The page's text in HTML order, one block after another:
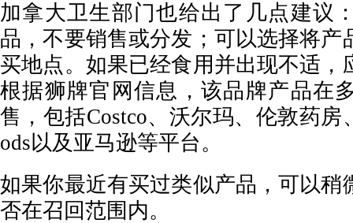
加拿大卫生部门也给出了几点建议
品，不要销售或分发；可以选择将产
买地点。如果已经食用并出现不适，
根据狮牌官网信息，该品牌产品在
售，包括Costco、沃尔玛、伦敦药房
ods以及亚马逊等平台。
如果你最近有买过类似产品，可以稍
否在召回范围内。